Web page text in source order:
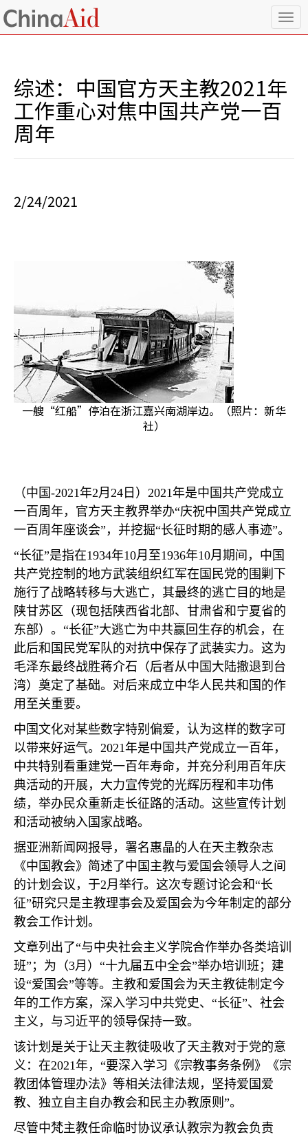
T
o
e
综述：中国官方天主教2021年
工作重心对焦中国共产党一百
周年
2/24/2021
一艘“红船”停泊在浙江嘉兴南湖岸边。（照片：新华
社）
（中国-2021年2月 24 日） 2021年是中国共产党成立
一百周年，官方天主教界举办“庆祝中国共产党成立
一百周年座谈会” ，并挖掘“长征时期的感人事迹”。
“长征”是指在1934年10月至1936年10月期间，中国
共产党控制的地方武装组织红军在国民党的围剿下
施行了战略转移与大逃亡，其最终的逃亡目的地是
陕甘苏区（现包括陕西省北部、甘肃省和宁夏省的
东部）。 “长征”大逃亡为中共赢回生存的机会，在
此后和国民党军队的对抗中保存了武装实力。这为
毛泽东最终战胜蒋介石（后者从中国大陆撤退到台
湾）奠定了基础。对后来成立中华人民共和国的作
用至关重要。
中国文化对某些数字特别偏爱，认为这样的数字可
以带来好运气。 2021年是中国共产党成立一百年，
中共特别看重建党一百年寿命，并充分利用百年庆
典活动的开展，大力宣传党的光辉历程和丰功伟
绩，举办民众重新走长征路的活动。这些宣传计划
和活动被纳入国家战略。
据亚洲新闻网报导，署名惠晶的人在天主教杂志
《中国教会》简述了中国主教与爱国会领导人之间
的计划会议，于2月举行。这次专题讨论会和“长
征”研究只是主教理事会及爱国会为今年制定的部分
教会工作计划。
文章列出了“与中央社会主义学院合作举办各类培训
班” ；为（3月） “十九届五中全会”举办培训班；建
设“爱国会”等等。主教和爱国会为天主教徒制定今
年的工作方案，深入学习中共党史、 “长征”、社会
主义，与习近平的领导保持一致。
该计划是关于让天主教徒吸收了天主教对于党的意
义：在2021年， “要深入学习《宗教事务条例》《宗
教团体管理办法》等相关法律法规，坚持爱国爱
教、独立自主自办教会和民主办教原则 ”。
尽管中梵主教任命临时协议承认教宗为教会负责